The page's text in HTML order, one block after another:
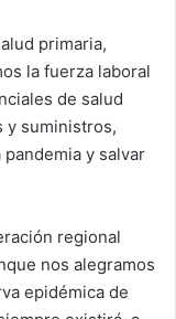
primaria,
la fuerza laboral
de salud
y suministros,
y salvar
regional
nos alegramos
epidémica de